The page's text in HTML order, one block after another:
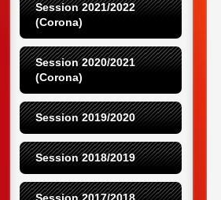
Session 2021/2022
(Corona)
Session 2020/2021
(Corona)
Session 2019/2020
Session 2018/2019